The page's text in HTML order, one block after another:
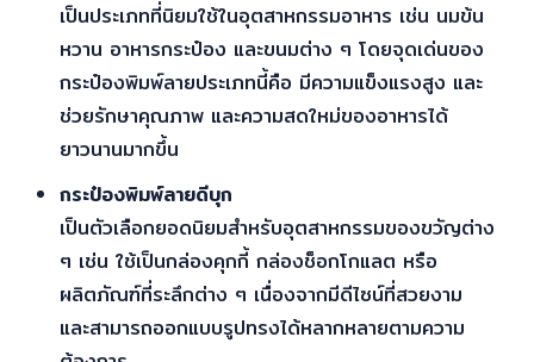
เป็นประเภทที่นิยมใช้ในอุตสาหกรรมอาหาร เช่น นมข้น
หวาน อาหารกระป๋อง และขนมต่าง ๆ โดยจุดเด่นของ
กระป๋องพิมพ์ลายประเภทนี้คือ มีความแข็งแรงสูง และ
ช่วยรักษาคุณภาพ และความสดใหม่ของอาหารได้
ยาวนานมากขึ้น
กระป๋องพิมพ์ลายดีบุก
เป็นตัวเลือกยอดนิยมสำหรับอุตสาหกรรมของขวัญต่าง
ๆ เช่น ใช้เป็นกล่องคุกกี้ กล่องช็อกโกแลต หรือ
ผลิตภัณฑ์ที่ระลึกต่าง ๆ เนื่องจากมีดีไซน์ที่สวยงาม
และสามารถออกแบบรูปทรงได้หลากหลายตามความ